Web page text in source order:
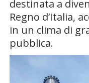
destinata a
Regno d’Italia,
in un clima di
pubblica.